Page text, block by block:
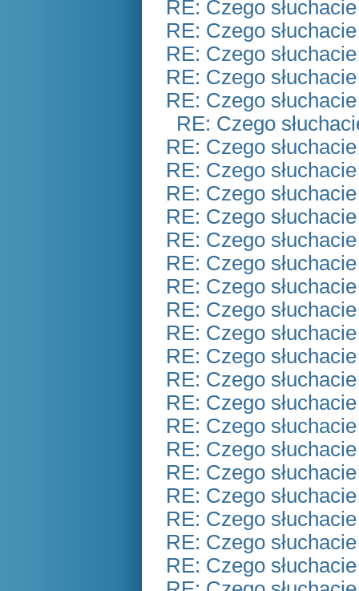
RE: Czego
RE: Czego
RE: Czego
RE: Czego
RE: Czego
RE: Czego
RE: Czego
RE: Czego
RE: Czego
RE: Czego
RE: Czego
RE: Czego
RE: Czego
RE: Czego
RE: Czego
RE: Czego
RE: Czego
RE: Czego
RE: Czego
RE: Czego
RE: Czego
RE: Czego
RE: Czego
RE: Czego
RE: Czego